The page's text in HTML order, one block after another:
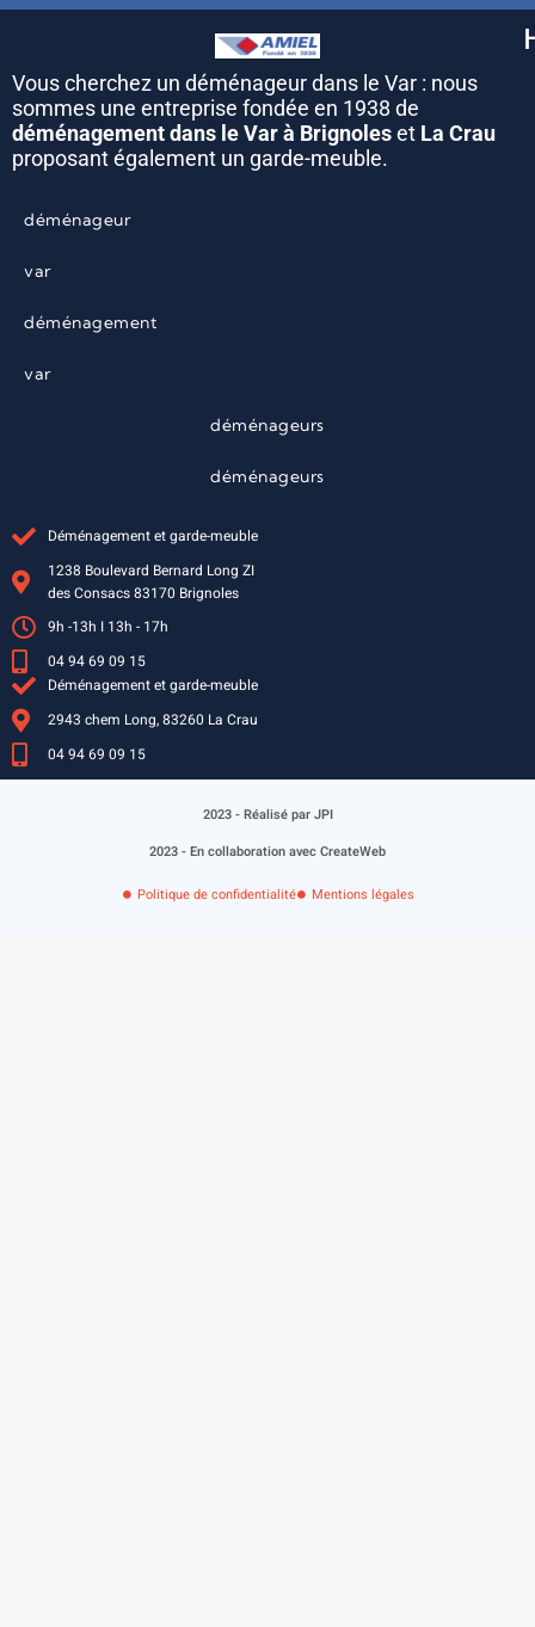
Vous cherchez un déménageur dans le Var : nous
sommes une entreprise fondée en 1938 de
déménagement dans le Var à Brignoleset La Crau
proposant également un garde-meuble.
déménageur
var
déménagement
var
déménageurs
déménageurs
Déménagement et garde-meuble
1238 Boulevard Bernard Long ZI
des Consacs 83170 Brignoles
9h -13h I 13h - 17h
04 94 69 09 15
Déménagement et garde-meuble
2943 chem Long, 83260 La Crau
04 94 69 09 15
2023 - Réalisé par JPI
2023 - En collaboration avec CreateWeb
Politique de confidentialité Mentions légales